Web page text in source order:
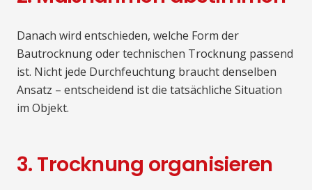
Danach wird entschieden, welche Form der
Bautrocknung oder technischen Trocknung passend
ist. Nicht jede Durchfeuchtung braucht denselben
Ansatz – entscheidend ist die tatsächliche Situation
im Objekt.
3. Trocknung organisieren